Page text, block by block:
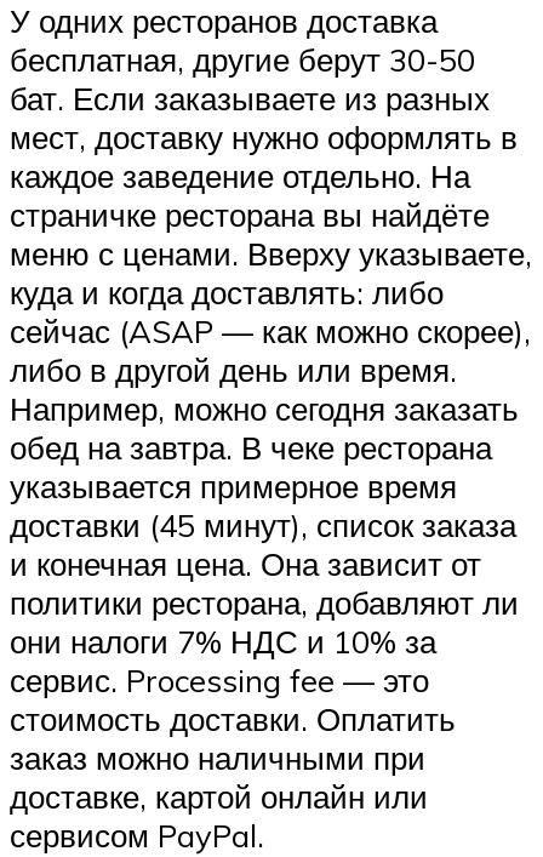
У одних ресторанов доставка
бесплатная, другие берут 30-50
бат. Если заказываете из разных
мест, доставку нужно оформлять в
каждое заведение отдельно. На
страничке ресторана вы найдёте
меню с ценами. Вверху указываете,
куда и когда доставлять: либо
сейчас (ASAP — как можно скорее),
либо в другой день или время.
Например, можно сегодня заказать
обед на завтра. В чеке ресторана
указывается примерное время
доставки (45 минут), список заказа
и конечная цена. Она зависит от
политики ресторана, добавляют ли
они налоги 7% НДС и 10% за
сервис. Processing fee — это
стоимость доставки. Оплатить
заказ можно наличными при
доставке, картой онлайн или
сервисом PayPal.